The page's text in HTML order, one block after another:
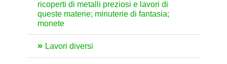
ricoperti di metalli preziosi e lavori di
queste materie; minuterie di fantasia;
monete
Lavori diversi